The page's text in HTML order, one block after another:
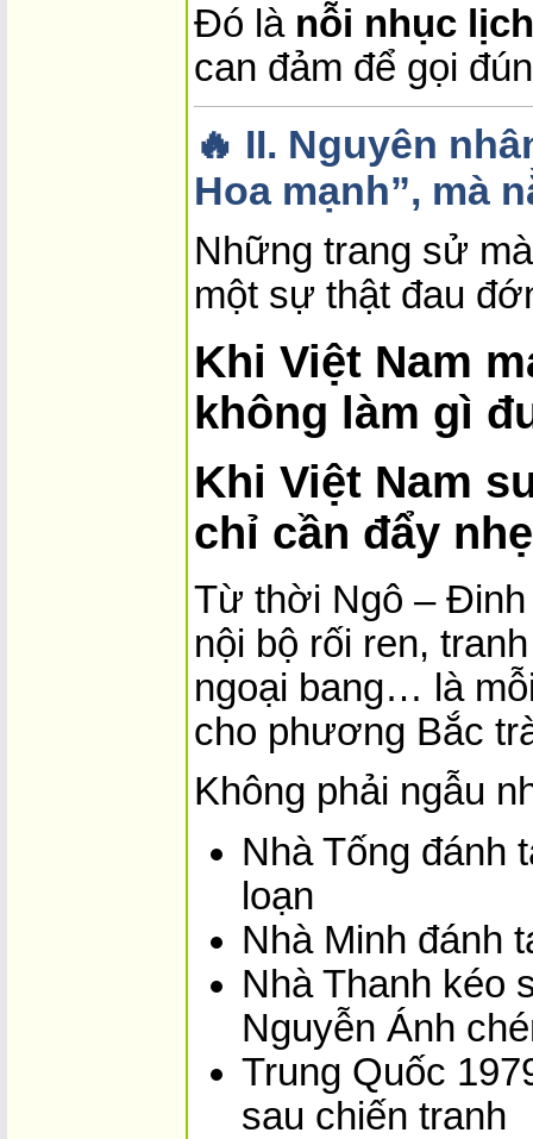
Đó là nỗi nhục
can đảm để gọi
🔥 II. Nguyên
Hoa mạnh”, mà
Những trang sử
một sự thật đau
Khi Việt Nam
không làm gì
Khi Việt Nam
chỉ cần đẩy
Từ thời Ngô – Đinh
nội bộ rối ren,
ngoại bang… là
cho phương Bắc
Không phải ngẫu
Nhà Tống đánh
loạn
Nhà Minh đánh
Nhà Thanh kéo
Nguyễn Ánh
Trung Quốc
sau chiến tranh